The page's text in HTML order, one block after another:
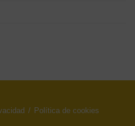
Política de cookies